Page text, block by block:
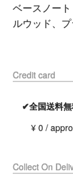
ベースノー
ルウッド、
Credit card
✔全国送料
¥ 0 /
Collect On